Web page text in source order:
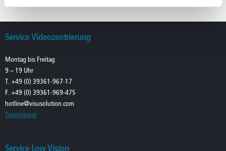
Service Videozentrierung
Montag bis Freitag
9 – 19 Uhr
T. +49 (0) 39361-967-17
F. +49 (0) 39361-969-475
hotline@visusolution.com
Teamviewer